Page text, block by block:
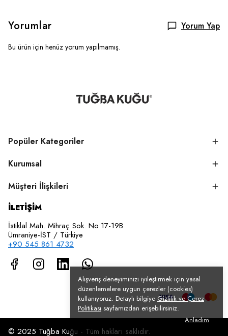
Alışveriş deneyiminizi iyileştirmek için yasal
düzenlemelere uygun çerezler (cookies)
kullanıyoruz. Detaylı bilgiye Gizlilik ve Çerez
Politikası sayfamızdan erişebilirsiniz.
Anladım
Yorumlar Yorum Yap
Bu ürün için henüz yorum yapılmamış.
Popüler Kategoriler
Kurumsal
Müşteri İlişkileri
İLETİŞİM
İstiklal Mah. Mihraç Sok. No:17-19B
Ümraniye-İST / Türkiye
+90 545 861 4732
© 2025 Tuğba Kuğu - Tüm hakları saklıdır.